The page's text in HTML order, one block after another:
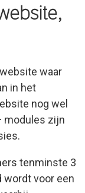
waar
in het
nog wel
modules zijn
tenminste 3
wordt voor een